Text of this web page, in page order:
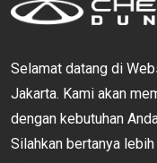
Selamat datang di
Jakarta. Kami akan
dengan kebutuhan
Silahkan bertanya